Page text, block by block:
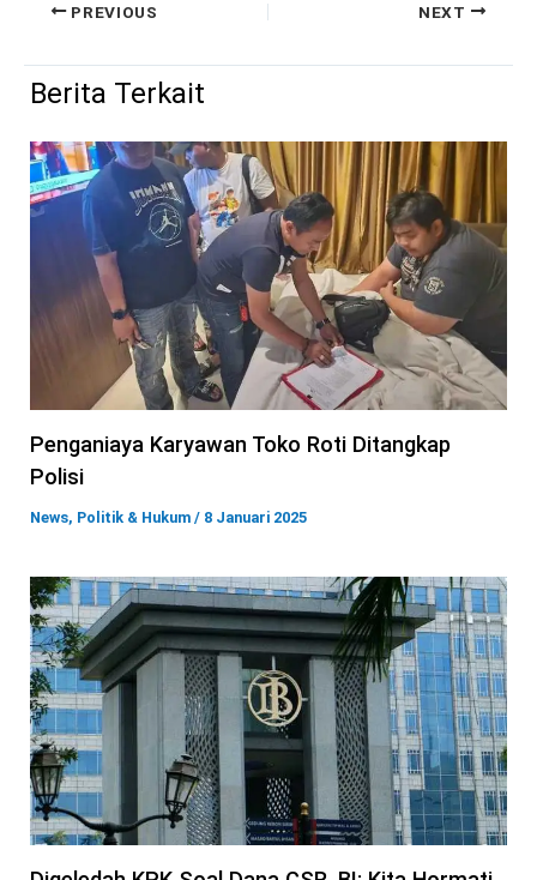
PREVIOUS NEXT
Berita Terkait
Penganiaya Karyawan Toko Roti Ditangkap
Polisi
News, Politik & Hukum / 8 Januari 2025